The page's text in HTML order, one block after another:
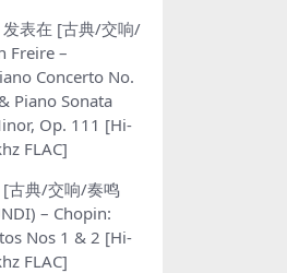
发表在 [古典/交响/
Freire –
Concerto No.
Piano Sonata
Op. 111 [Hi-
FLAC]
[古典/交响/奏鸣
– Chopin:
Nos 1 & 2 [Hi-
FLAC]